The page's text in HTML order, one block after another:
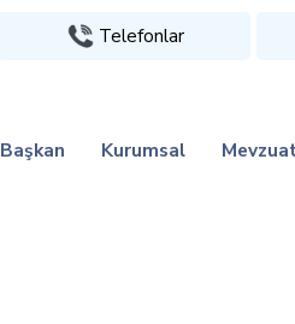
Telefonlar
Başkan Kurumsal